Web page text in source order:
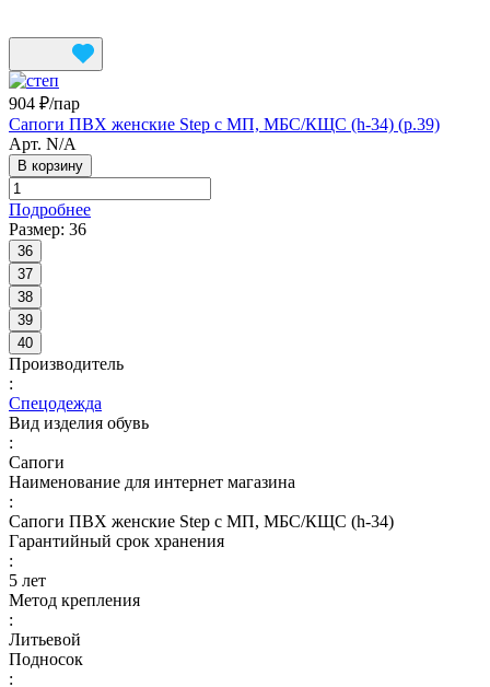
904 ₽/пар
Сапоги ПВХ женские Step с МП, МБС/КЩС (h-34) (р.39)
Арт. N/A
В корзину
Подробнее
Размер: 36
36
37
38
39
40
Производитель
:
Спецодежда
Вид изделия обувь
:
Сапоги
Наименование для интернет магазина
:
Сапоги ПВХ женские Step с МП, МБС/КЩС (h-34)
Гарантийный срок хранения
:
5 лет
Метод крепления
:
Литьевой
Подносок
: